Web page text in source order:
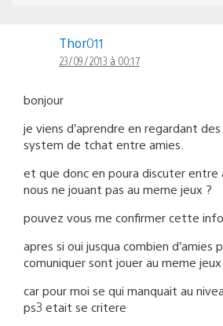
Thor011
23/09/2013 à 00:17
bonjour
je viens d’aprendre en regardant des
system de tchat entre amies.
et que donc en poura discuter entre
nous ne jouant pas au meme jeux ?
pouvez vous me confirmer cette
apres si oui jusqua combien d’amies
comuniquer sont jouer au meme jeux
car pour moi se qui manquait au
ps3 etait se critere